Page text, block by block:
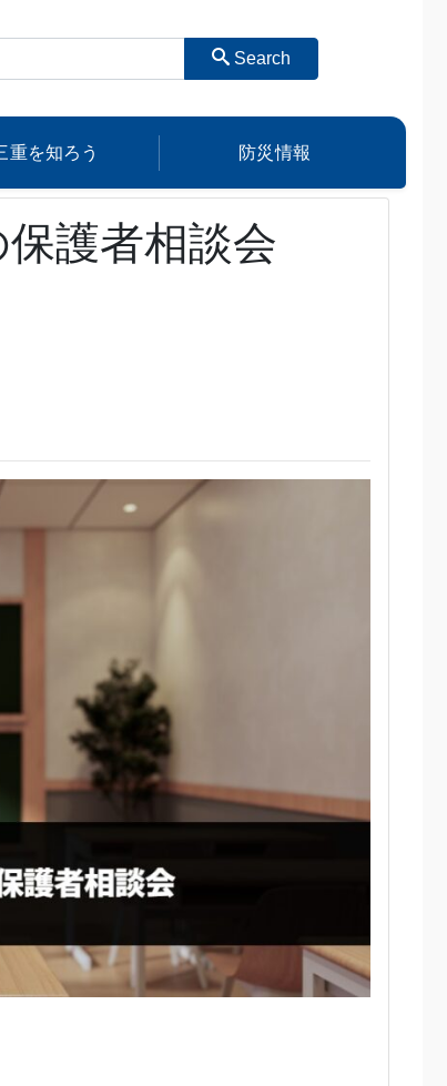
Search
重を知ろう 防災情報
護者相談会